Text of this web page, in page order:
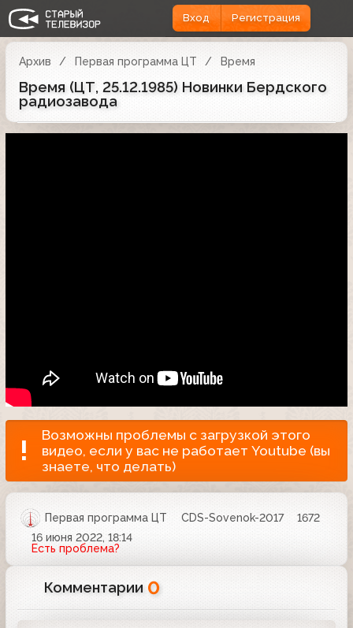
Вход Регистрация
Архив Первая программа ЦТ Время
Время (ЦТ, 25.12.1985) Новинки Бердского
радиозавода
Возможны проблемы с загрузкой этого
видео, если у вас не работает Youtube (вы
знаете, что делать)
Первая программа ЦТ CDS-Sovenok-2017
1672
16 июня 2022, 18:14
Есть проблема?
Комментарии 0